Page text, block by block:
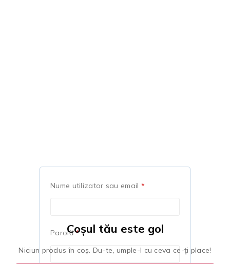
Nume utilizator sau email *
Parolă*
Coșul tău este gol
Niciun produs în coș. Du-te, umple-l cu ceva ce-ți place!